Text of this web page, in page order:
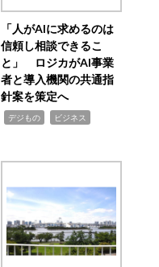
「人がAIに求めるのは
信頼し相談できるこ
と」 ロジカがAI事業
者と導入機関の共通指
針案を策定へ
デジもの ビジネス